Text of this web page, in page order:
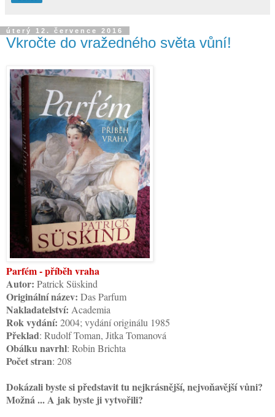
úterý 12. července 2016
Vkročte do vražedného světa vůní!
Parfém - příběh vraha
Autor: Patrick Süskind
Originální název: Das Parfum
Nakladatelství: Academia
Rok vydání: 2004; vydání originálu 1985
Překlad: Rudolf Toman, Jitka Tomanová
Obálku navrhl: Robin Brichta
Počet stran: 208
Dokázali byste si představit tu nejkrásnější, nejvoňavější vůni?
Možná ... A jak byste ji vytvořili?